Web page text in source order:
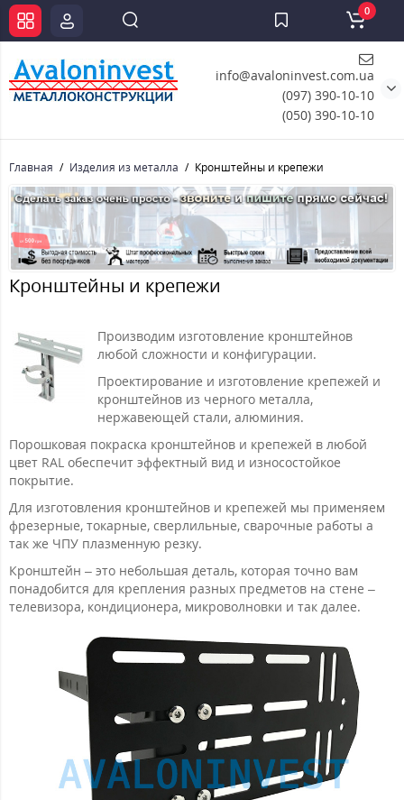
info@avaloninvest.com.ua
(097) 390-10-10
(050) 390-10-10
0
Главная Изделия из металла Кронштейны и крепежи
Кронштейны и крепежи
Производим изготовление кронштейнов
любой сложности и конфигурации.
Проектирование и изготовление крепежей и
кронштейнов из черного металла,
нержавеющей стали, алюминия.
Порошковая покраска кронштейнов и крепежей в любой
цвет RAL обеспечит эффектный вид и износостойкое
покрытие.
Для изготовления кронштейнов и крепежей мы применяем
фрезерные, токарные, сверлильные, сварочные работы а
так же ЧПУ плазменную резку.
Кронштейн – это небольшая деталь, которая точно вам
понадобится для крепления разных предметов на стене –
телевизора, кондиционера, микроволновки и так далее.